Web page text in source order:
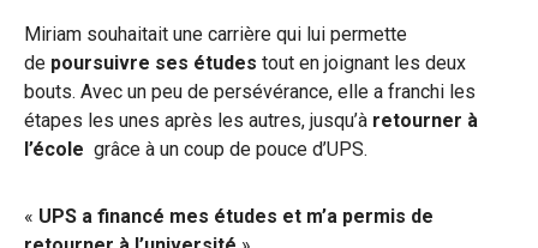
Miriam souhaitait une carrière qui lui permette
de poursuivre ses études tout en joignant les deux
bouts. Avec un peu de persévérance, elle a franchi les
étapes les unes après les autres, jusqu’à retourner à
l’école grâce à un coup de pouce d’UPS.
« UPS a financé mes études et m’a permis de